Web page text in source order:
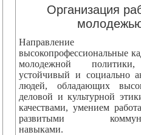
Организация
Направление
высокопрофессиональные
молодежной
устойчивый и социально
людей, обладающих
деловой и культурной
качествами, умением
развитыми
навыками.